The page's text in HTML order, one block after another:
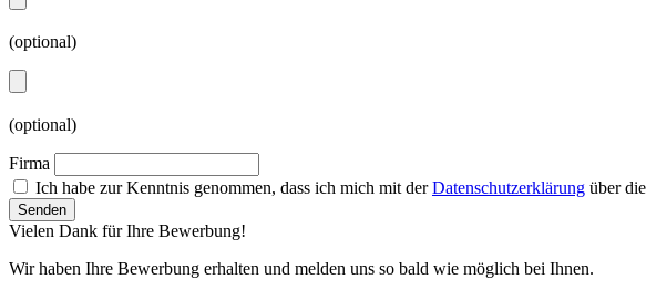
(optional)
(optional)
Firma
Ich habe zur Kenntnis genommen, dass ich mich mit derDatenschutzerklärung über
Vielen Dank für Ihre Bewerbung!
Wir haben Ihre Bewerbung erhalten und melden uns so bald wie möglich bei Ihnen.